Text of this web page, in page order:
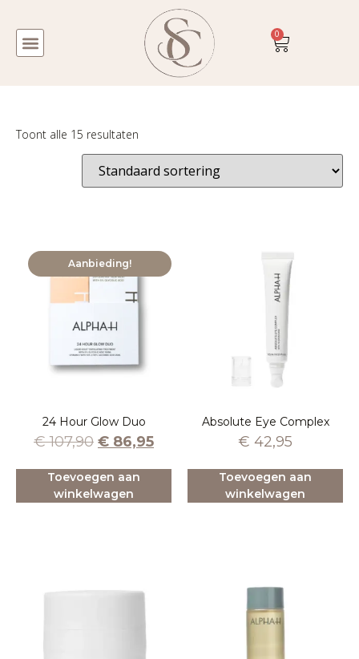
0
Toont alle 15 resultaten
Aanbieding!
24 Hour Glow Duo
€107,90 € 86,95
Toevoegen aan
winkelwagen
Absolute Eye Complex
€ 42,95
Toevoegen aan
winkelwagen